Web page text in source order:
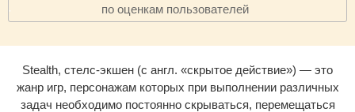
· по оценкам пользователей
Stealth, стелс-экшен (с англ. «скрытое действие») — это
жанр игр, персонажам которых при выполнении различных
задач необходимо постоянно скрываться, перемещаться